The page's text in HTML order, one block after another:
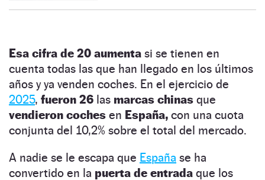
Esa cifra de 20 aumenta si se tienen en
cuenta todas las que han llegado en los últimos
años y ya venden coches. En el ejercicio de
2025, fueron 26 las marcas chinas que
vendieron coches en España, con una cuota
conjunta del 10,2% sobre el total del mercado.
A nadie se le escapa que España se ha
convertido en la puerta de entrada que los